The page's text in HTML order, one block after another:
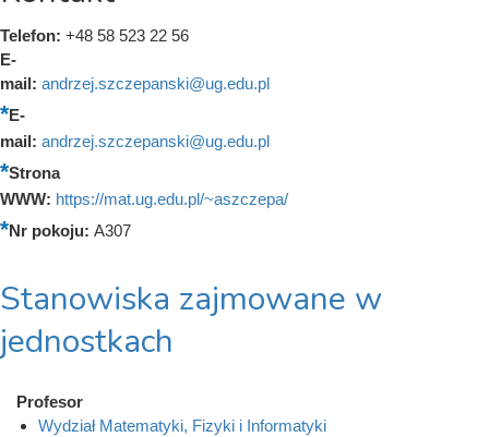
Telefon: +48 58 523 22 56
E-
mail: andrzej.szczepanski@ug.edu.pl
E-
mail: andrzej.szczepanski@ug.edu.pl
Strona
WWW: https://mat.ug.edu.pl/~aszczepa/
Nr pokoju: A307
Stanowiska zajmowane w
jednostkach
Profesor
Wydział Matematyki, Fizyki i Informatyki